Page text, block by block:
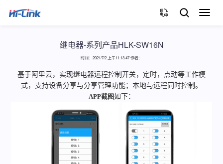
切
继电器-系列产品HLK-SW16N
时间：2021/7/2 上午11:13:47 作者：
基于阿里云，实现继电器远程控制开关，定时，点动等工作模
式，支持设备分享与分享管理功能；本地与远程同时控制。
APP截图如下：